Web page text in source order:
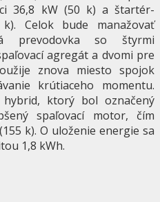
36,8 kW (50 k) a štartér-
Celok bude manažovať
prevodovka so štyrmi
agregát a dvomi pre
znova miesto spojok
krútiaceho momentu.
ktorý bol označený
spaľovací motor, čím
k). O uloženie energie sa
1,8 kWh.